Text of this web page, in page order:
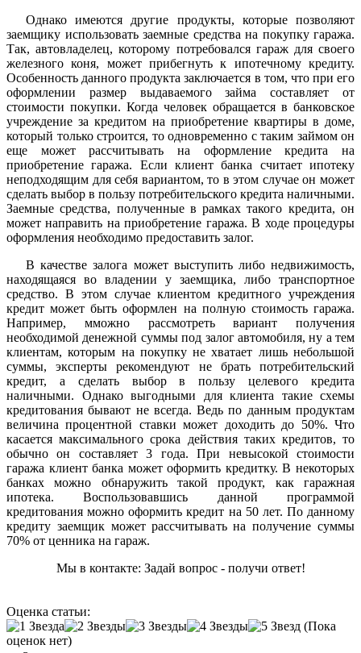
Однако имеются другие продукты, которые позволяют
заемщику использовать заемные средства на покупку гаража.
Так, автовладелец, которому потребовался гараж для своего
железного коня, может прибегнуть к ипотечному кредиту.
Особенность данного продукта заключается в том, что при его
оформлении размер выдаваемого займа составляет от
стоимости покупки. Когда человек обращается в банковское
учреждение за кредитом на приобретение квартиры в доме,
который только строится, то одновременно с таким займом он
еще может рассчитывать на оформление кредита на
приобретение гаража. Если клиент банка считает ипотеку
неподходящим для себя вариантом, то в этом случае он может
сделать выбор в пользу потребительского кредита наличными.
Заемные средства, полученные в рамках такого кредита, он
может направить на приобретение гаража. В ходе процедуры
оформления необходимо предоставить залог.
В качестве залога может выступить либо недвижимость,
находящаяся во владении у заемщика, либо транспортное
средство. В этом случае клиентом кредитного учреждения
кредит может быть оформлен на полную стоимость гаража.
Например, мможно рассмотреть вариант получения
необходимой денежной суммы под залог автомобиля, ну а тем
клиентам, которым на покупку не хватает лишь небольшой
суммы, эксперты рекомендуют не брать потребительский
кредит, а сделать выбор в пользу целевого кредита
наличными. Однако выгодными для клиента такие схемы
кредитования бывают не всегда. Ведь по данным продуктам
величина процентной ставки может доходить до 50%. Что
касается максимального срока действия таких кредитов, то
обычно он составляет 3 года. При невысокой стоимости
гаража клиент банка может оформить кредитку. В некоторых
банках можно обнаружить такой продукт, как гаражная
ипотека. Воспользовавшись данной программой
кредитования можно оформить кредит на 50 лет. По данному
кредиту заемщик может рассчитывать на получение суммы
70% от ценника на гараж.
Мы в контакте: Задай вопрос - получи ответ!
Оценка статьи:
(Пока
оценок нет)